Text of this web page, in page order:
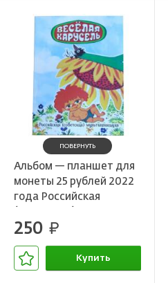
ПОВЕРНУТЬ
Альбом — планшет для
монеты 25 рублей 2022
года Российская
мультипликация —
Антошка
250 руб.
Купить